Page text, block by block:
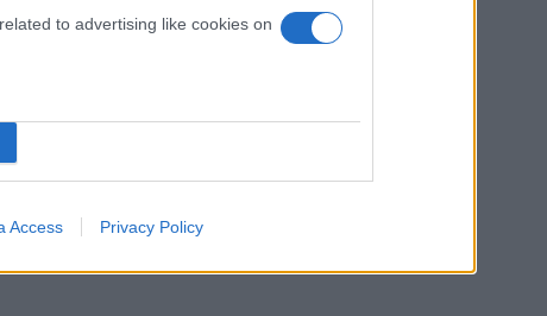
to advertising like cookies on
Access Privacy Policy
δεν σημαίνει αιτιότητα. Το γεγονός
Δεν ισχύει ότι όποιος ασχολείται με
θα στραφούν σε τέτοιες